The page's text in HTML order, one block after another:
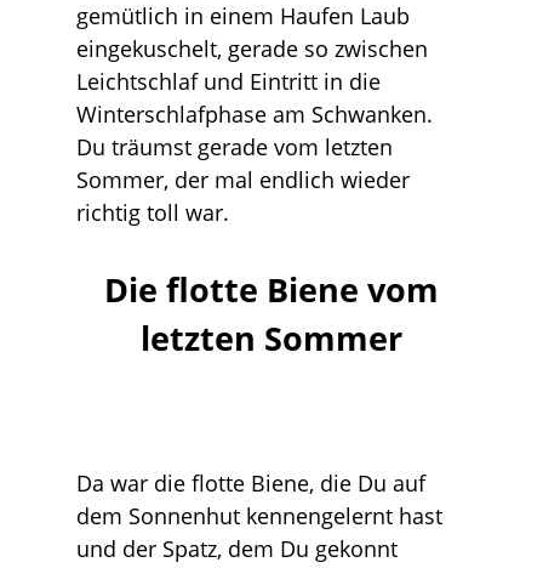
gemütlich in einem Haufen Laub
eingekuschelt, gerade so zwischen
Leichtschlaf und Eintritt in die
Winterschlafphase am Schwanken.
Du träumst gerade vom letzten
Sommer, der mal endlich wieder
richtig toll war.
Die flotte Biene vom
letzten Sommer
Da war die flotte Biene, die Du auf
dem Sonnenhut kennengelernt hast
und der Spatz, dem Du gekonnt